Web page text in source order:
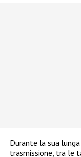
Durante la sua
trasmissione, tra le